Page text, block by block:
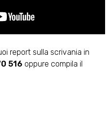
report sulla scrivania in
516 oppure compila il